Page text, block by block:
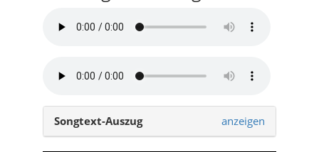
Songtext-Auszug anzeigen